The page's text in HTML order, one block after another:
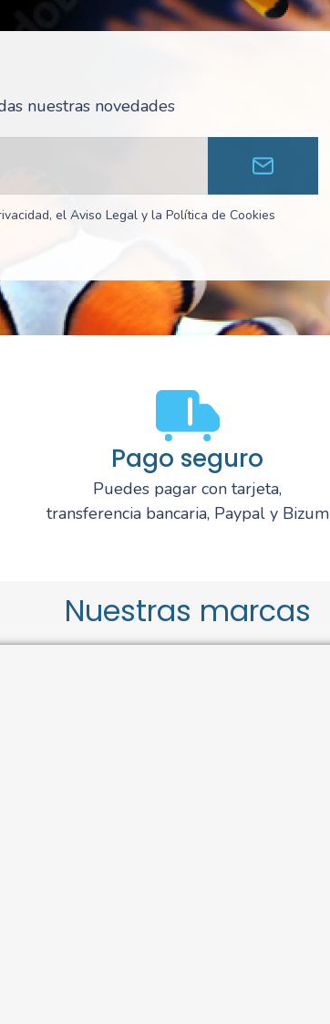
nuestras novedades
el Aviso Legal y la Política de Cookies
Pago seguro
Puedes pagar con tarjeta,
transferencia bancaria, Paypal y Bizum
Nuestras marcas